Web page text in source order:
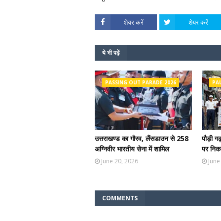
शेयर करें शेयर करें
ये भी पढ़ें
PASSING OUT PARADE 2026
उत्तराखण्ड का गौरव, लैंसडाउन से 258
अग्निवीर भारतीय सेना में शामिल
June 20, 2026
पौड़ी
पर
COMMENTS